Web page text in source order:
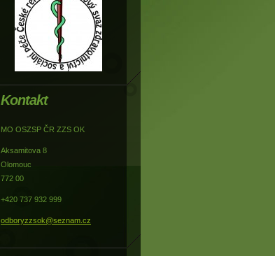
Kontakt
MO OSZSP ČR ZZS OK
Aksamitova 8
Olomouc
772 00
+420 737 932 999
odboryzzsok@seznam.cz